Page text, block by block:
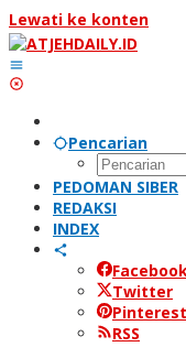
Lewati ke konten
Pencarian
PEDOMAN SIBER
REDAKSI
INDEX
Twitter
Pinterest
RSS